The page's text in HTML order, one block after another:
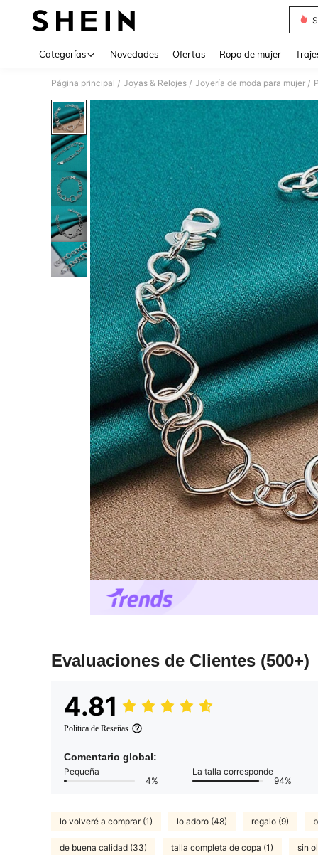
Categorías Novedades Ofertas Ropa de mujer
Página principal / Joyas & Relojes / Joyería de moda para mujer /
Evaluaciones de Clientes (500+)
4.81
Política de Reseñas
Comentario global:
Pequeña
4%
La talla corresponde
94%
lo volveré a comprar (1) lo adoro (48) regalo (9)
de buena calidad (33) talla completa de copa (1) sin